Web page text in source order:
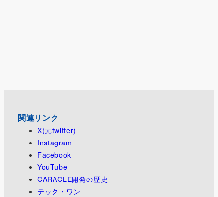
り
関連リンク
X(元twitter)
Instagram
Facebook
YouTube
CARACLE開発の歴史
テック・ワン